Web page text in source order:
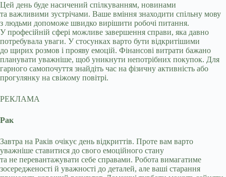
Цей день буде насичений спілкуванням, новинами
та важливими зустрічами. Ваше вміння знаходити спільну мову
з людьми допоможе швидко вирішити робочі питання.
У професійній сфері можливе завершення справи, яка давно
потребувала уваги. У стосунках варто бути відкритішими
до щирих розмов і прояву емоцій. Фінансові витрати бажано
планувати уважніше, щоб уникнути непотрібних покупок. Для
гарного самопочуття знайдіть час на фізичну активність або
прогулянку на свіжому повітрі.
РЕКЛАМА
Рак
Завтра на Раків очікує день відкриттів. Проте вам варто
уважніше ставитися до свого емоційного стану
та не перевантажувати себе справами. Робота вимагатиме
зосередженості й уважності до деталей, але ваші старання